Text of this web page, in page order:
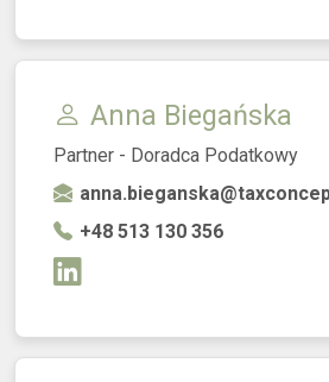
Anna Biegańska
Partner - Doradca Podatkowy
+48 513 130 356